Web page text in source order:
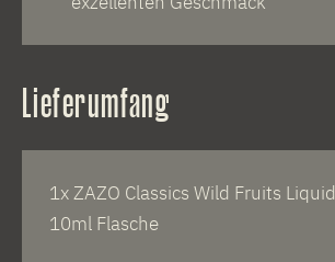
Lieferumfang
1x ZAZO Classics Wild Fruits
10ml Flasche